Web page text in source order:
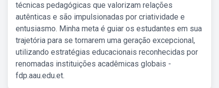
técnicas pedagógicas que valorizam relações
autênticas e são impulsionadas por criatividade e
entusiasmo. Minha meta é guiar os estudantes em sua
trajetória para se tornarem uma geração excepcional,
utilizando estratégias educacionais reconhecidas por
renomadas instituições acadêmicas globais -
fdp.aau.edu.et.